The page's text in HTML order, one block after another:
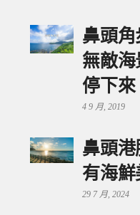
鼻頭
無敵
停下來
4 9 月, 2019
鼻頭
有海
29 7 月, 2024